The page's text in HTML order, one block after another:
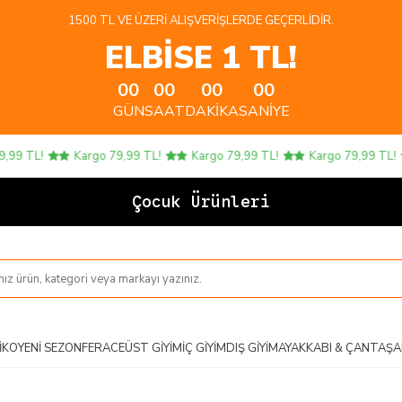
1500 TL VE ÜZERI ALIŞVERIŞLERDE GEÇERLIDIR.
ELBİSE 1 TL!
00
GÜN
00
SAAT
00
DAKIKA
00
SANIYE
Kargo 79,99 TL! Kargo 79,99 TL! Kargo 79,99 TL!
Çocuk Ürünlerinde 4
YENI SEZONFERACEÜST GIYIMİÇ GIYIMDIŞ GIYIMAYAKKABI & ÇANTA